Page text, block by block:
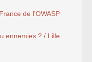
de l’OWASP
ennemies ? / Lille